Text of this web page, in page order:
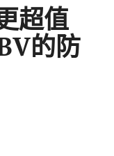
超值
的防